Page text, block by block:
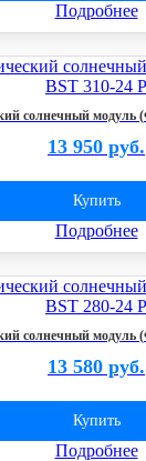
Подробнее
солнечный модуль
13 950 руб.
Купить
Подробнее
солнечный модуль
13 580 руб.
Купить
Подробнее